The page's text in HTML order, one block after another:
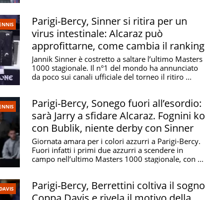
Parigi-Bercy, Sinner si ritira per un
virus intestinale: Alcaraz può
approfittarne, come cambia il ranking
Jannik Sinner è costretto a saltare l’ultimo Masters
1000 stagionale. Il n°1 del mondo ha annunciato
da poco sui canali ufficiale del torneo il ritiro ...
Parigi-Bercy, Sonego fuori all’esordio:
sarà Jarry a sfidare Alcaraz. Fognini ko
con Bublik, niente derby con Sinner
Giornata amara per i colori azzurri a Parigi-Bercy.
Fuori infatti i primi due azzurri a scendere in
campo nell’ultimo Masters 1000 stagionale, con ...
Parigi-Bercy, Berrettini coltiva il sogno